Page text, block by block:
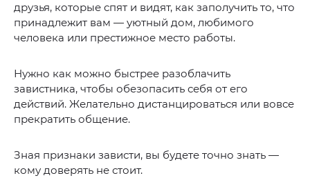
друзья, которые спят и видят, как заполучить то, что
принадлежит вам — уютный дом, любимого
человека или престижное место работы.
Нужно как можно быстрее разоблачить
завистника, чтобы обезопасить себя от его
действий. Желательно дистанцироваться или вовсе
прекратить общение.
Зная признаки зависти, вы будете точно знать —
кому доверять не стоит.